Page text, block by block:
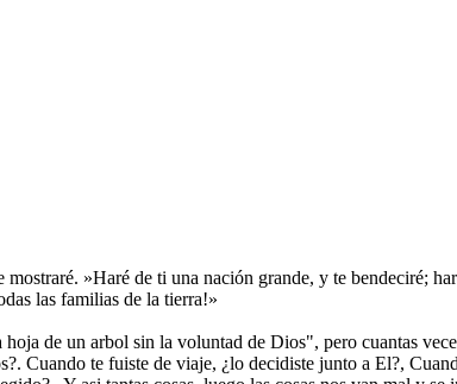
»Haré de ti una nación grande, y te bendeciré;
las familias de la tierra!»
de un arbol sin la voluntad de Dios", pero cuantas
Cuando te fuiste de viaje, ¿lo decidiste junto a El?,